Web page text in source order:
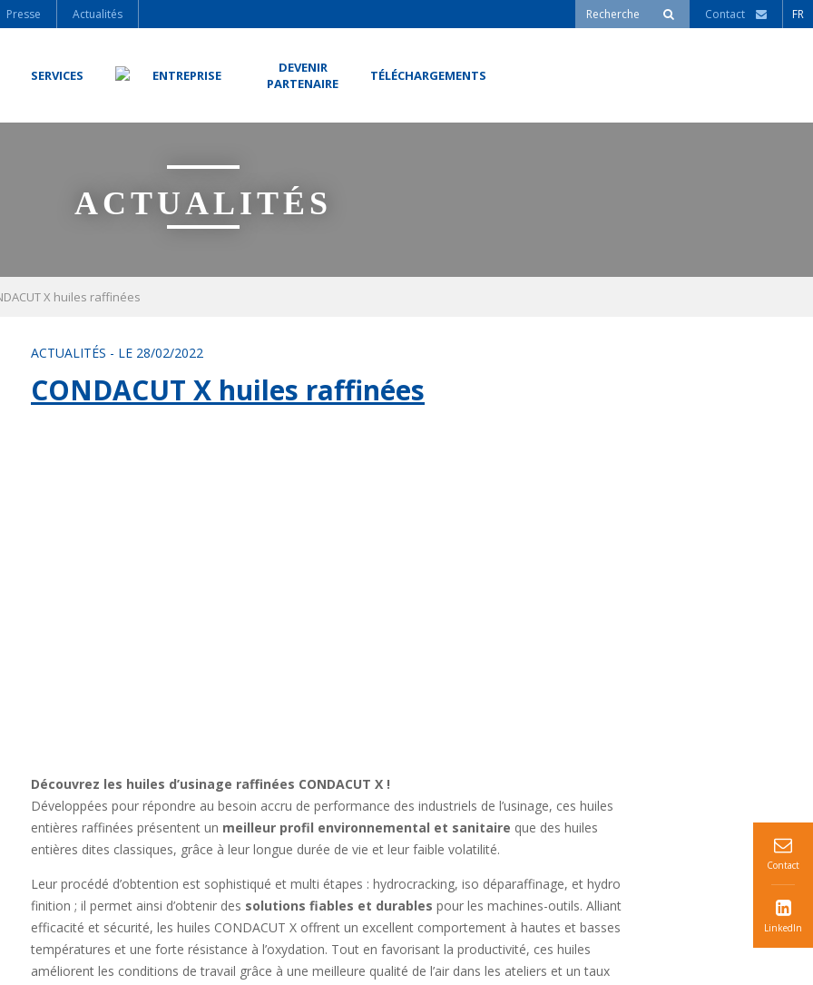
Presse Actualités Contact FR
SERVICES ENTREPRISE
DEVENIR
PARTENAIRE
TÉLÉCHARGEMENTS
ACTUALITÉS
X huiles raffinées
ACTUALITÉS - LE 28/02/2022
CONDACUT X huiles raffinées
Découvrez les huiles d’usinage raffinées CONDACUT X !
Développées pour répondre au besoin accru de performance des industriels de l’usinage, ces huiles
entières raffinées présentent un meilleur profil environnemental et sanitaire que des huiles
entières dites classiques, grâce à leur longue durée de vie et leur faible volatilité.
Leur procédé d’obtention est sophistiqué et multi étapes : hydrocracking, iso déparaffinage, et hydro
finition ; il permet ainsi d’obtenir des solutions fiables et durables pour les machines-outils. Alliant
efficacité et sécurité, les huiles CONDACUT X offrent un excellent comportement à hautes et basses
températures et une forte résistance à l’oxydation. Tout en favorisant la productivité, ces huiles
améliorent les conditions de travail grâce à une meilleure qualité de l’air dans les ateliers et un taux
Contact
LinkedIn